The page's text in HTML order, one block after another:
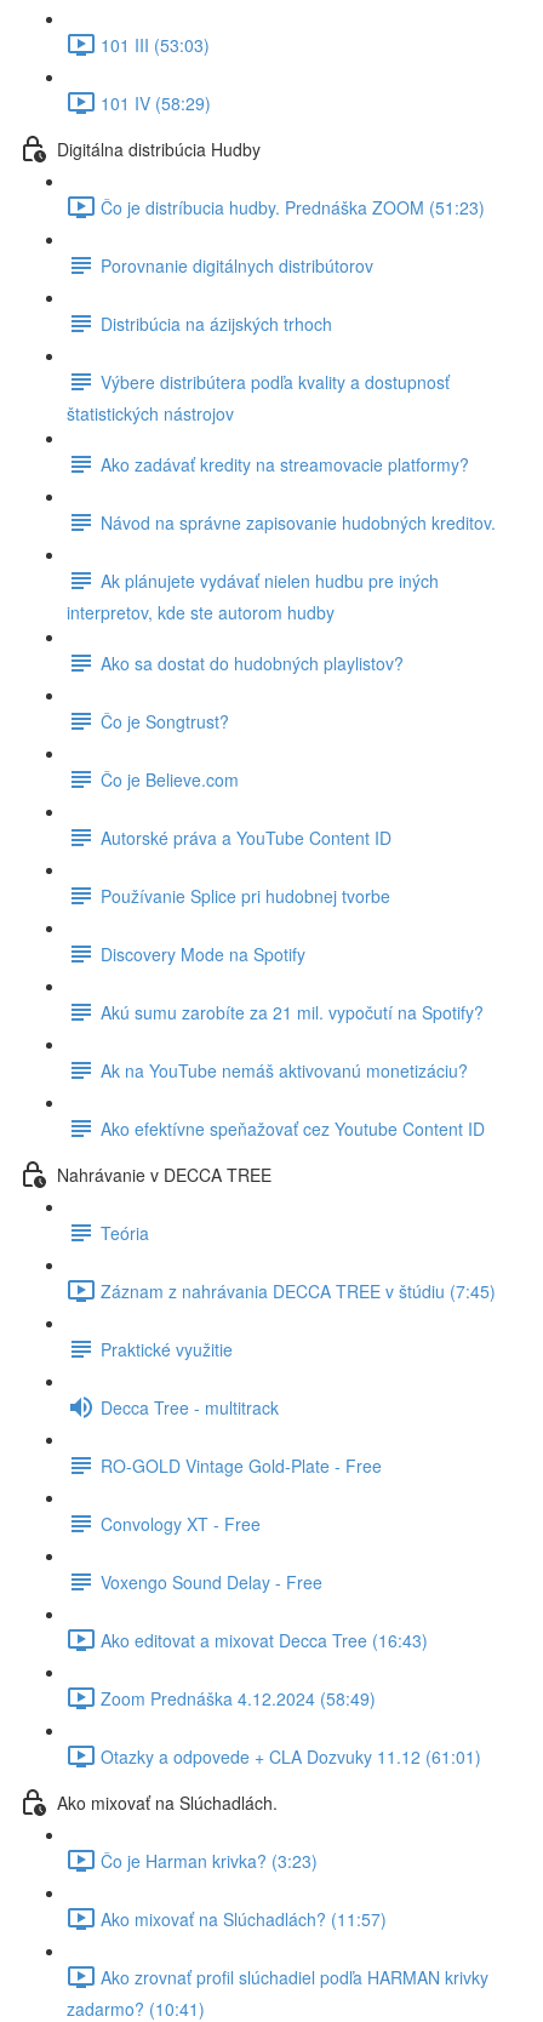
101 III (53:03)
101 IV (58:29)
Digitálna distribúcia Hudby
Čo je distríbucia hudby. Prednáška ZOOM (51:23)
Porovnanie digitálnych distribútorov
Distribúcia na ázijských trhoch
Výbere distribútera podľa kvality a dostupnosť
štatistických nástrojov
Ako zadávať kredity na streamovacie platformy?
Návod na správne zapisovanie hudobných kreditov.
Ak plánujete vydávať nielen hudbu pre iných
interpretov, kde ste autorom hudby
Ako sa dostat do hudobných playlistov?
Čo je Songtrust?
Čo je Believe.com
Autorské práva a YouTube Content ID
Používanie Splice pri hudobnej tvorbe
Discovery Mode na Spotify
Akú sumu zarobíte za 21 mil. vypočutí na Spotify?
Ak na YouTube nemáš aktivovanú monetizáciu?
Ako efektívne speňažovať cez Youtube Content ID
Nahrávanie v DECCA TREE
Teória
Záznam z nahrávania DECCA TREE v štúdiu (7:45)
Praktické využitie
Decca Tree - multitrack
RO-GOLD Vintage Gold-Plate - Free
Convology XT - Free
Voxengo Sound Delay - Free
Ako editovat a mixovat Decca Tree (16:43)
Zoom Prednáška 4.12.2024 (58:49)
Otazky a odpovede + CLA Dozvuky 11.12 (61:01)
Ako mixovať na Slúchadlách.
Čo je Harman krivka? (3:23)
Ako mixovať na Slúchadlách? (11:57)
Ako zrovnať profil slúchadiel podľa HARMAN krivky
zadarmo? (10:41)